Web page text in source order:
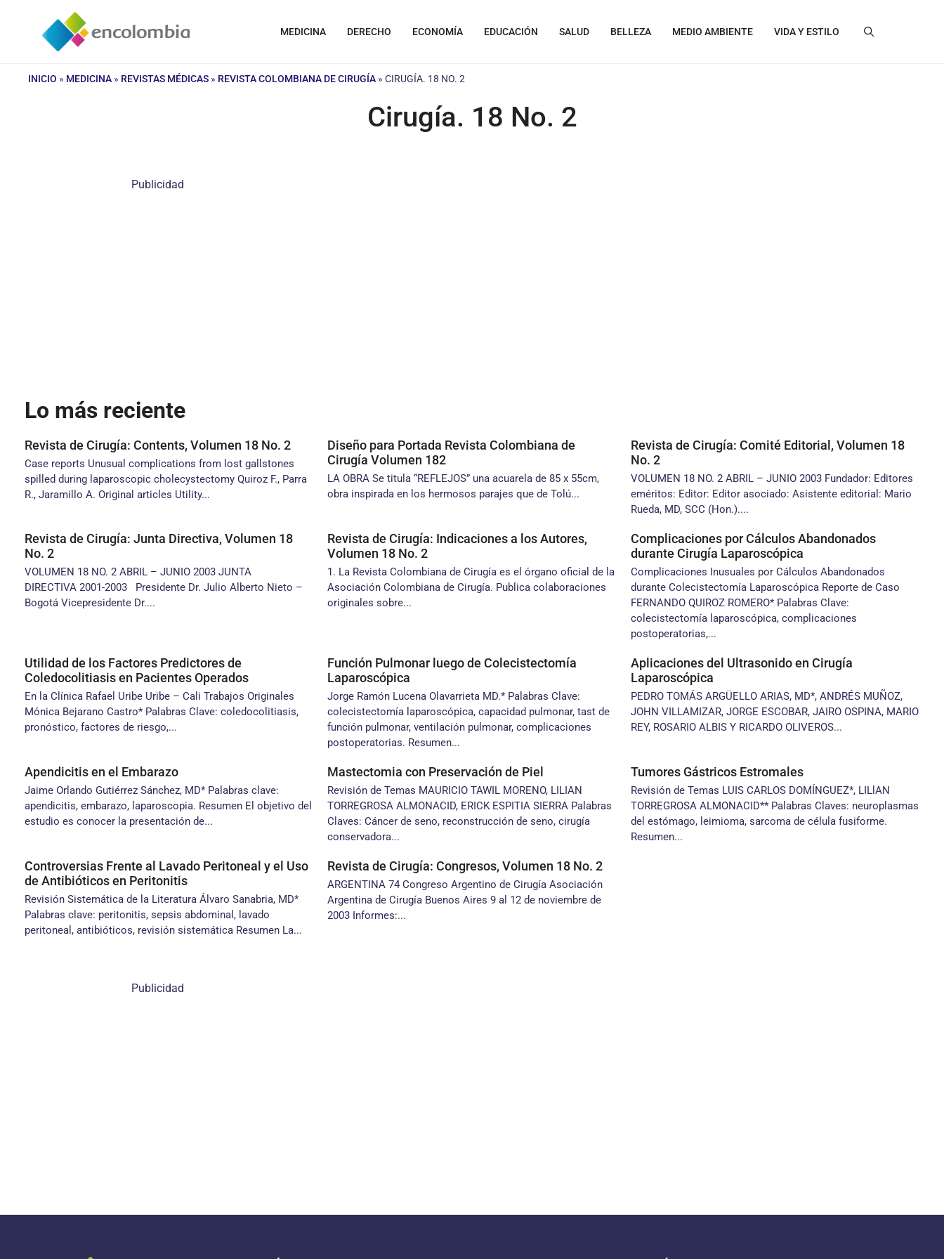
contenido
MEDICINA DERECHO ECONOMÍA EDUCACIÓN SALUD BELLEZA MEDIO AMBIENTE VIDA Y ESTILO
INICIO » MEDICINA » REVISTAS MÉDICAS » REVISTA COLOMBIANA DE CIRUGÍA » CIRUGÍA. 18 NO. 2
Cirugía. 18 No. 2
Publicidad
Lo más reciente
Revista de Cirugía: Contents, Volumen 18 No. 2
Case reports Unusual complications from lost gallstones
spilled during laparoscopic cholecystectomy Quiroz F., Parra
R., Jaramillo A. Original articles Utility...
Diseño para Portada Revista Colombiana de
Cirugía Volumen 182
LA OBRA Se titula “REFLEJOS” una acuarela de 85 x 55cm,
obra inspirada en los hermosos parajes que de Tolú...
Revista de Cirugía: Comité Editorial, Volumen 18
No. 2
VOLUMEN 18 NO. 2 ABRIL – JUNIO 2003 Fundador: Editores
eméritos: Editor: Editor asociado: Asistente editorial: Mario
Rueda, MD, SCC (Hon.)....
Revista de Cirugía: Junta Directiva, Volumen 18
No. 2
VOLUMEN 18 NO. 2 ABRIL – JUNIO 2003 JUNTA
DIRECTIVA 2001-2003 Presidente Dr. Julio Alberto Nieto –
Bogotá Vicepresidente Dr....
Revista de Cirugía: Indicaciones a los Autores,
Volumen 18 No. 2
1. La Revista Colombiana de Cirugía es el órgano oficial de la
Asociación Colombiana de Cirugía. Publica colaboraciones
originales sobre...
Complicaciones por Cálculos Abandonados
durante Cirugía Laparoscópica
Complicaciones Inusuales por Cálculos Abandonados
durante Colecistectomía Laparoscópica Reporte de Caso
FERNANDO QUIROZ ROMERO* Palabras Clave:
colecistectomía laparoscópica, complicaciones
postoperatorias,...
Utilidad de los Factores Predictores de
Coledocolitiasis en Pacientes Operados
En la Clínica Rafael Uribe Uribe – Cali Trabajos Originales
Mónica Bejarano Castro* Palabras Clave: coledocolitiasis,
pronóstico, factores de riesgo,...
Función Pulmonar luego de Colecistectomía
Laparoscópica
Jorge Ramón Lucena Olavarrieta MD.* Palabras Clave:
colecistectomía laparoscópica, capacidad pulmonar, tast de
función pulmonar, ventilación pulmonar, complicaciones
postoperatorias. Resumen...
Aplicaciones del Ultrasonido en Cirugía
Laparoscópica
PEDRO TOMÁS ARGÜELLO ARIAS, MD*, ANDRÉS MUÑOZ,
JOHN VILLAMIZAR, JORGE ESCOBAR, JAIRO OSPINA, MARIO
REY, ROSARIO ALBIS Y RICARDO OLIVEROS...
Apendicitis en el Embarazo
Jaime Orlando Gutiérrez Sánchez, MD* Palabras clave:
apendicitis, embarazo, laparoscopia. Resumen El objetivo del
estudio es conocer la presentación de...
Mastectomia con Preservación de Piel
Revisión de Temas MAURICIO TAWIL MORENO, LILIAN
TORREGROSA ALMONACID, ERICK ESPITIA SIERRA Palabras
Claves: Cáncer de seno, reconstrucción de seno, cirugía
conservadora...
Tumores Gástricos Estromales
Revisión de Temas LUIS CARLOS DOMÍNGUEZ*, LILlAN
TORREGROSA ALMONACID** Palabras Claves: neuroplasmas
del estómago, leimioma, sarcoma de célula fusiforme.
Resumen...
Controversias Frente al Lavado Peritoneal y el Uso
de Antibióticos en Peritonitis
Revisión Sistemática de la Literatura Álvaro Sanabria, MD*
Palabras clave: peritonitis, sepsis abdominal, lavado
peritoneal, antibióticos, revisión sistemática Resumen La...
Revista de Cirugía: Congresos, Volumen 18 No. 2
ARGENTINA 74 Congreso Argentino de Cirugía Asociación
Argentina de Cirugía Buenos Aires 9 al 12 de noviembre de
2003 Informes:...
Publicidad